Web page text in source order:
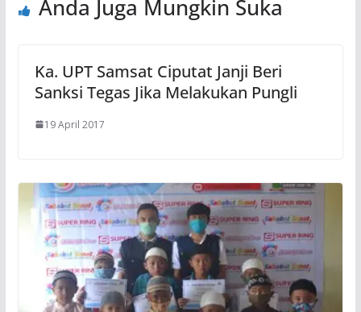
Anda Juga Mungkin Suka
Ka. UPT Samsat Ciputat Janji Beri
Sanksi Tegas Jika Melakukan Pungli
19 April 2017